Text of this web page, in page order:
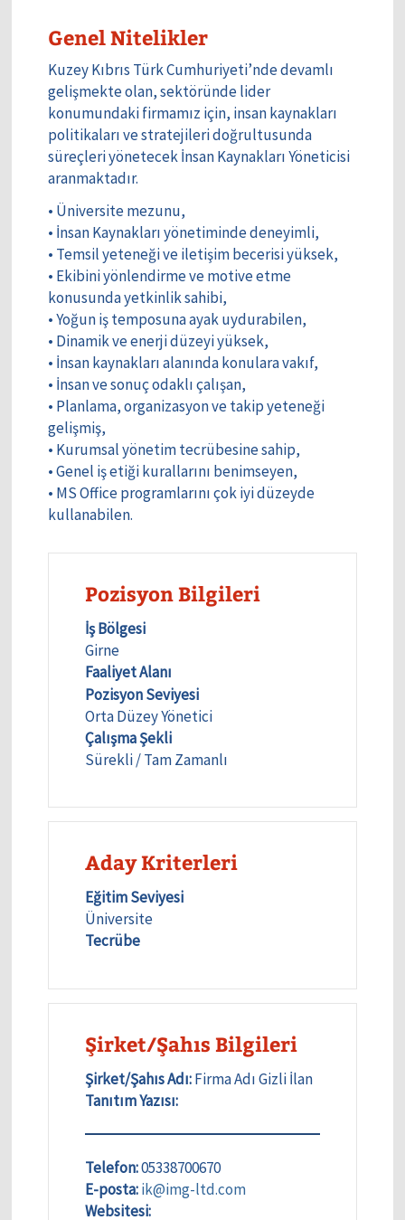
Genel Nitelikler
Kuzey Kıbrıs Türk Cumhuriyeti’nde devamlı
gelişmekte olan, sektöründe lider
konumundaki firmamız için, insan kaynakları
politikaları ve stratejileri doğrultusunda
süreçleri yönetecek İnsan Kaynakları Yöneticisi
aranmaktadır.
• Üniversite mezunu,
• İnsan Kaynakları yönetiminde deneyimli,
• Temsil yeteneği ve iletişim becerisi yüksek,
• Ekibini yönlendirme ve motive etme
konusunda yetkinlik sahibi,
• Yoğun iş temposuna ayak uydurabilen,
• Dinamik ve enerji düzeyi yüksek,
• İnsan kaynakları alanında konulara vakıf,
• İnsan ve sonuç odaklı çalışan,
• Planlama, organizasyon ve takip yeteneği
gelişmiş,
• Kurumsal yönetim tecrübesine sahip,
• Genel iş etiği kurallarını benimseyen,
• MS Office programlarını çok iyi düzeyde
kullanabilen.
Pozisyon Bilgileri
İş Bölgesi
Girne
Faaliyet Alanı
Pozisyon Seviyesi
Orta Düzey Yönetici
Çalışma Şekli
Sürekli / Tam Zamanlı
Aday Kriterleri
Eğitim Seviyesi
Üniversite
Tecrübe
Şirket/Şahıs Bilgileri
Şirket/Şahıs Adı:Firma Adı Gizli İlan
Tanıtım Yazısı:
Telefon:05338700670
E-posta:ik@img-ltd.com
Websitesi: